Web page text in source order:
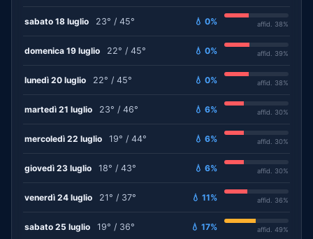
sabato 18 luglio 23° / 45° 💧 0% affid. 38%
domenica 19 luglio 22° / 45° 💧 0% affid. 39%
lunedì 20 luglio 22° / 45° 💧 0% affid. 38%
martedì 21 luglio 23° / 46° 💧 6% affid. 30%
mercoledì 22 luglio 19° / 44° 💧 6% affid. 30%
giovedì 23 luglio 18° / 43° 💧 6% affid. 30%
venerdì 24 luglio 21° / 37° 💧 11% affid. 36%
sabato 25 luglio 19° / 36° 💧 17% affid. 49%